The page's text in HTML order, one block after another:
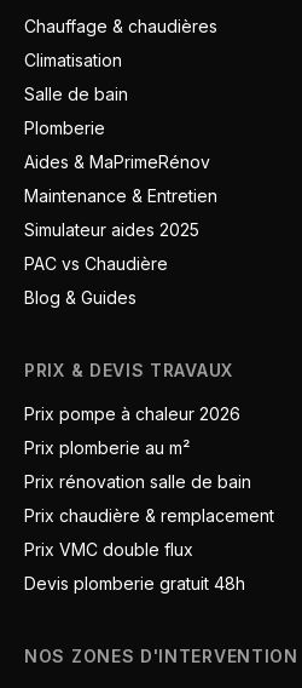
Chauffage & chaudières
Climatisation
Salle de bain
Plomberie
Aides & MaPrimeRénov
Maintenance & Entretien
Simulateur aides 2025
PAC vs Chaudière
Blog & Guides
PRIX & DEVIS TRAVAUX
Prix pompe à chaleur 2026
Prix plomberie au m²
Prix rénovation salle de bain
Prix chaudière & remplacement
Prix VMC double flux
Devis plomberie gratuit 48h
NOS ZONES D'INTERVENTION